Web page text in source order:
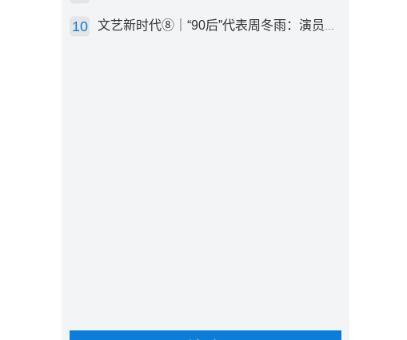
文艺新时代⑧｜“90后”代表周冬雨：演员心里有底，得靠体验生活